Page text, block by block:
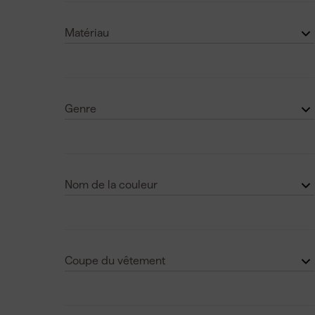
Matériau
Genre
Nom de la couleur
Coupe du vêtement